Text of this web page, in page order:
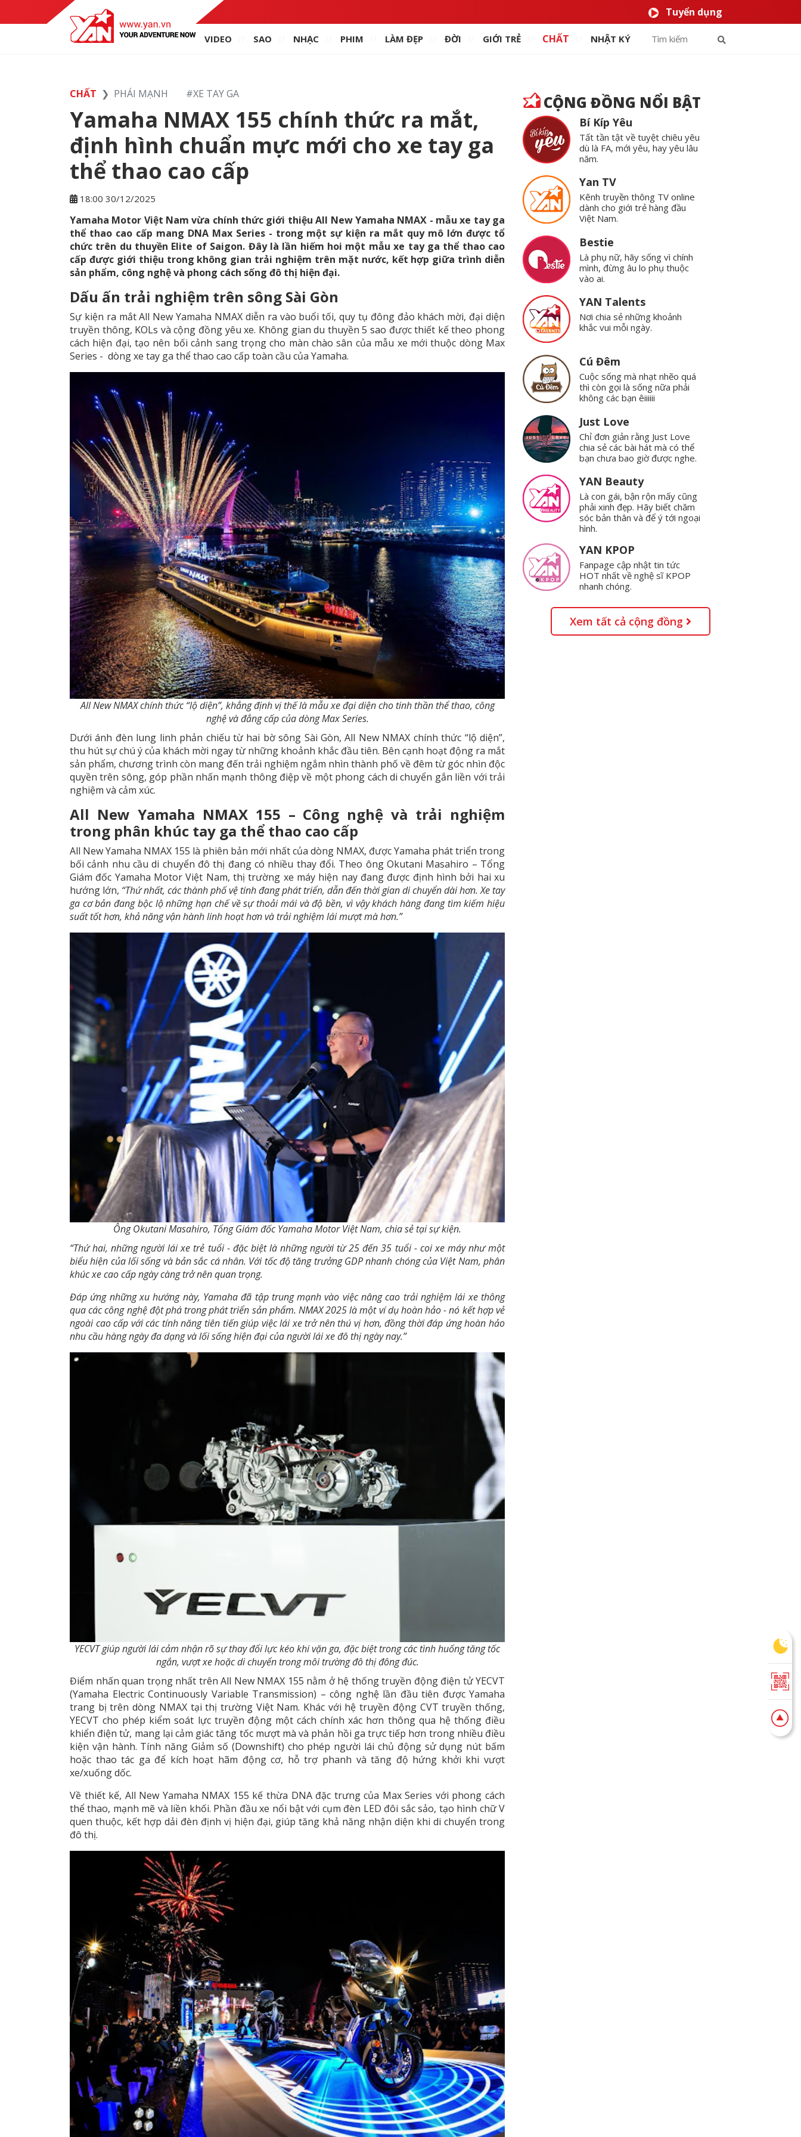
Tuyển dụng
VIDEO SAO NHẠC PHIM LÀM ĐẸP ĐỜI GIỚI TRẺ CHẤT NHẬT KÝ
CHẤT PHÁI MẠNH #XE TAY GA
Yamaha NMAX 155 chính thức ra mắt,
định hình chuẩn mực mới cho xe tay ga
thể thao cao cấp
18:00 30/12/2025
Yamaha Motor Việt Nam vừa chính thức giới thiệu All New Yamaha NMAX - mẫu xe tay ga
thể thao cao cấp mang DNA Max Series - trong một sự kiện ra mắt quy mô lớn được tổ
chức trên du thuyền Elite of Saigon. Đây là lần hiếm hoi một mẫu xe tay ga thể thao cao
cấp được giới thiệu trong không gian trải nghiệm trên mặt nước, kết hợp giữa trình diễn
sản phẩm, công nghệ và phong cách sống đô thị hiện đại.
Dấu ấn trải nghiệm trên sông Sài Gòn
Sự kiện ra mắt All New Yamaha NMAX diễn ra vào buổi tối, quy tụ đông đảo khách mời, đại diện
truyền thông, KOLs và cộng đồng yêu xe. Không gian du thuyền 5 sao được thiết kế theo phong
cách hiện đại, tạo nên bối cảnh sang trọng cho màn chào sân của mẫu xe mới thuộc dòng Max
Series - dòng xe tay ga thể thao cao cấp toàn cầu của Yamaha.
All New NMAX chính thức “lộ diện”, khẳng định vị thế là mẫu xe đại diện cho tinh thần thể thao, công
nghệ và đẳng cấp của dòng Max Series.
Dưới ánh đèn lung linh phản chiếu từ hai bờ sông Sài Gòn, All New NMAX chính thức “lộ diện”,
thu hút sự chú ý của khách mời ngay từ những khoảnh khắc đầu tiên. Bên cạnh hoạt động ra mắt
sản phẩm, chương trình còn mang đến trải nghiệm ngắm nhìn thành phố về đêm từ góc nhìn độc
quyền trên sông, góp phần nhấn mạnh thông điệp về một phong cách di chuyển gắn liền với trải
nghiệm và cảm xúc.
All New Yamaha NMAX 155 – Công nghệ và trải nghiệm
trong phân khúc tay ga thể thao cao cấp
All New Yamaha NMAX 155 là phiên bản mới nhất của dòng NMAX, được Yamaha phát triển trong
bối cảnh nhu cầu di chuyển đô thị đang có nhiều thay đổi. Theo ông Okutani Masahiro – Tổng
Giám đốc Yamaha Motor Việt Nam, thị trường xe máy hiện nay đang được định hình bởi hai xu
hướng lớn, “Thứ nhất, các thành phố vệ tinh đang phát triển, dẫn đến thời gian di chuyển dài hơn. Xe tay
ga cơ bản đang bộc lộ những hạn chế về sự thoải mái và độ bền, vì vậy khách hàng đang tìm kiếm hiệu
suất tốt hơn, khả năng vận hành linh hoạt hơn và trải nghiệm lái mượt mà hơn.”
Ông Okutani Masahiro, Tổng Giám đốc Yamaha Motor Việt Nam, chia sẻ tại sự kiện.
“Thứ hai, những người lái xe trẻ tuổi - đặc biệt là những người từ 25 đến 35 tuổi - coi xe máy như một
biểu hiện của lối sống và bản sắc cá nhân. Với tốc độ tăng trưởng GDP nhanh chóng của Việt Nam, phân
khúc xe cao cấp ngày càng trở nên quan trọng.
Đáp ứng những xu hướng này, Yamaha đã tập trung mạnh vào việc nâng cao trải nghiệm lái xe thông
qua các công nghệ đột phá trong phát triển sản phẩm. NMAX 2025 là một ví dụ hoàn hảo - nó kết hợp vẻ
ngoài cao cấp với các tính năng tiên tiến giúp việc lái xe trở nên thú vị hơn, đồng thời đáp ứng hoàn hảo
nhu cầu hàng ngày đa dạng và lối sống hiện đại của người lái xe đô thị ngày nay.”
YECVT giúp người lái cảm nhận rõ sự thay đổi lực kéo khi vặn ga, đặc biệt trong các tình huống tăng tốc
ngắn, vượt xe hoặc di chuyển trong môi trường đô thị đông đúc.
Điểm nhấn quan trọng nhất trên All New NMAX 155 nằm ở hệ thống truyền động điện tử YECVT
(Yamaha Electric Continuously Variable Transmission) – công nghệ lần đầu tiên được Yamaha
trang bị trên dòng NMAX tại thị trường Việt Nam. Khác với hệ truyền động CVT truyền thống,
YECVT cho phép kiểm soát lực truyền động một cách chính xác hơn thông qua hệ thống điều
khiển điện tử, mang lại cảm giác tăng tốc mượt mà và phản hồi ga trực tiếp hơn trong nhiều điều
kiện vận hành. Tính năng Giảm số (Downshift) cho phép người lái chủ động sử dụng nút bấm
hoặc thao tác ga để kích hoạt hãm động cơ, hỗ trợ phanh và tăng độ hứng khởi khi vượt
xe/xuống dốc.
Về thiết kế, All New Yamaha NMAX 155 kế thừa DNA đặc trưng của Max Series với phong cách
thể thao, mạnh mẽ và liền khối. Phần đầu xe nổi bật với cụm đèn LED đôi sắc sảo, tạo hình chữ V
quen thuộc, kết hợp dải đèn định vị hiện đại, giúp tăng khả năng nhận diện khi di chuyển trong
đô thị.
CỘNG ĐỒNG NỔI BẬT
Bí Kíp Yêu
Tất tần tật về tuyệt chiêu yêu
dù là FA, mới yêu, hay yêu lâu
năm.
Yan TV
Kênh truyền thông TV online
dành cho giới trẻ hàng đầu
Việt Nam.
Bestie
Là phụ nữ, hãy sống vì chính
mình, đừng âu lo phụ thuộc
vào ai.
YAN Talents
Nơi chia sẻ những khoảnh
khắc vui mỗi ngày.
Cú Đêm
Cuộc sống mà nhạt nhẽo quá
thì còn gọi là sống nữa phải
không các bạn êiiiiii
Just Love
Chỉ đơn giản rằng Just Love
chia sẻ các bài hát mà có thể
bạn chưa bao giờ được nghe.
YAN Beauty
Là con gái, bận rộn mấy cũng
phải xinh đẹp. Hãy biết chăm
sóc bản thân và để ý tới ngoại
hình.
YAN KPOP
Fanpage cập nhật tin tức
HOT nhất về nghệ sĩ KPOP
nhanh chóng.
Xem tất cả cộng đồng